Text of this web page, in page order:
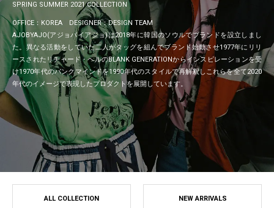
SPRING SUMMER 2021 COLLECTION
OFFICE：KOREA DESIGNER：DESIGN TEAM
AJOBYAJO(アジョバイアジョ)は2018年に韓国のソウルでブランドを設立しまし
た。異なる活動をしていた二人がタッグを組んでブランド始動させ1977年にリリ
ースされたリチャード・ヘルのBLANK GENERATIONからインスピレーションを受
け1970年代のパンクマインドを1990年代のスタイルで再解釈しこれらを全て2020
年代のイメージで表現したプロダクトを展開しています。
ALL COLLECTION NEW ARRIVALS